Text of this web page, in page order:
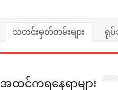
သတင်းမှတ်တမ်းများ ရုပ်
အထင်ကရနေရာများ